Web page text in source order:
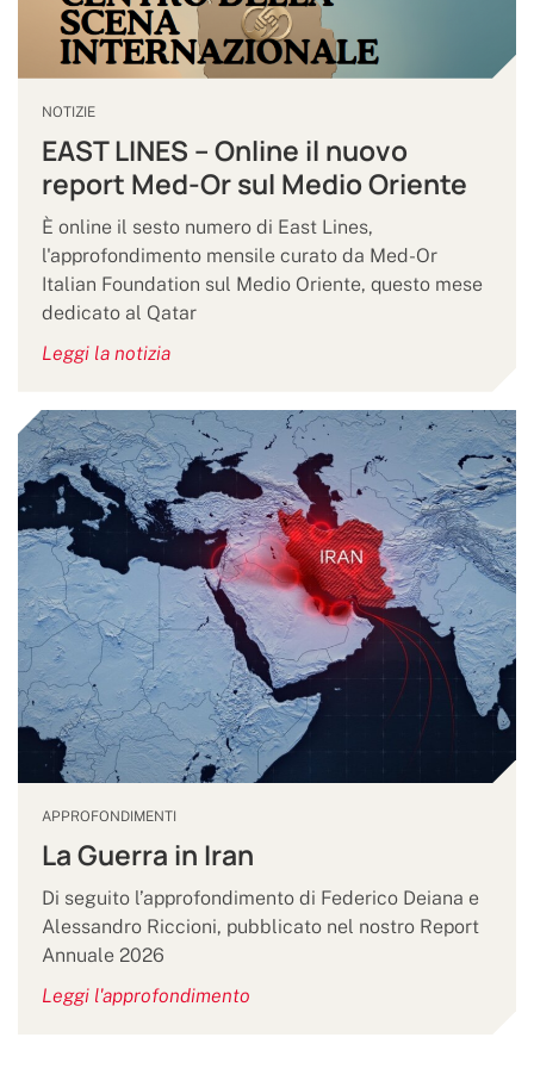
NOTIZIE
EAST LINES – Online il nuovo
report Med-Or sul Medio Oriente
È online il sesto numero di East Lines,
l'approfondimento mensile curato da Med-Or
Italian Foundation sul Medio Oriente, questo mese
dedicato al Qatar
Leggi la notizia
APPROFONDIMENTI
La Guerra in Iran
Di seguito l’approfondimento di Federico Deiana e
Alessandro Riccioni, pubblicato nel nostro Report
Annuale 2026
Leggi l'approfondimento